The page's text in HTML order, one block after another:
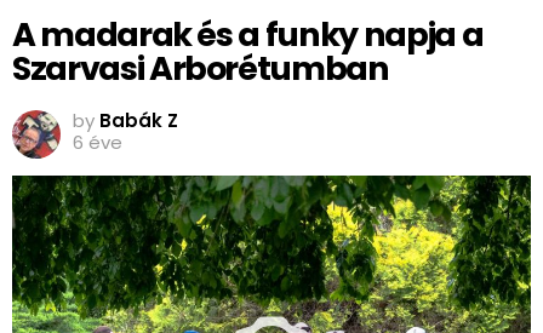
A madarak és a funky napja a
Szarvasi Arborétumban
by Babák Z
6 éve